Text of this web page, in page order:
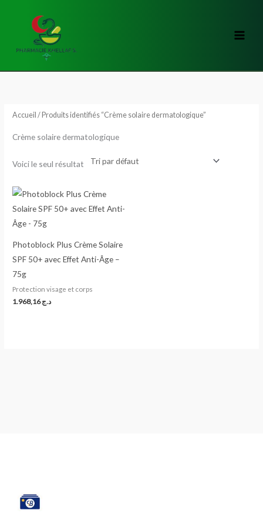
Accueil / Produits identifiés “Crème solaire dermatologique”
Crème solaire dermatologique
Voici le seul résultat
Photoblock Plus Crème Solaire
SPF 50+ avec Effet Anti-Âge –
75g
Protection visage et corps
د.ج1.968,16